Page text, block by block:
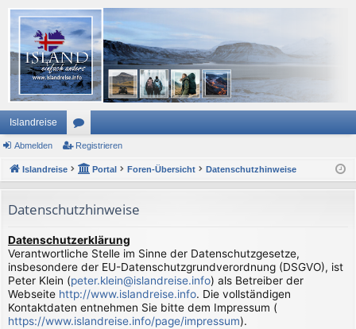
Islandreise
or
en
Abmelden Registrieren
Islandreise Portal Foren-Übersicht Datenschutzhinweise
Datenschutzhinweise
Datenschutzerklärung
Verantwortliche Stelle im Sinne der Datenschutzgesetze,
insbesondere der EU-Datenschutzgrundverordnung (DSGVO), ist
Peter Klein (peter.klein@islandreise.info) als Betreiber der
Webseite http://www.islandreise.info. Die vollständigen
Kontaktdaten entnehmen Sie bitte dem Impressum (
https://www.islandreise.info/page/impressum).